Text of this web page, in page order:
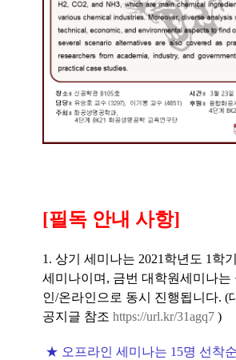
[필독 안내 사항]
1. 상기 세미나는 2021학년도 1학
세미나이며, 금번 대학원세미나는
인/온라인으로 동시 진행됩니다. (
공지글 참조 https://url.kr/31agq7 )
★ 오프라인 세미나는 15명 선착